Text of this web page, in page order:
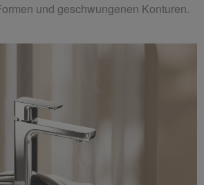
und geschwungenen Konturen.